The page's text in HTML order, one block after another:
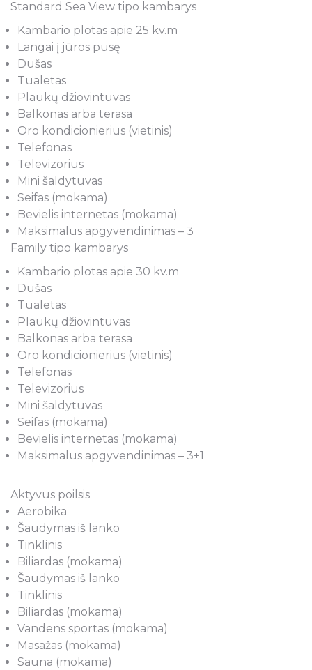
Standard Sea View tipo kambarys
Kambario plotas apie 25 kv.m
Langai į jūros pusę
Dušas
Tualetas
Plaukų džiovintuvas
Balkonas arba terasa
Oro kondicionierius (vietinis)
Telefonas
Televizorius
Mini šaldytuvas
Seifas (mokama)
Bevielis internetas (mokama)
Maksimalus apgyvendinimas – 3
Family tipo kambarys
Kambario plotas apie 30 kv.m
Dušas
Tualetas
Plaukų džiovintuvas
Balkonas arba terasa
Oro kondicionierius (vietinis)
Telefonas
Televizorius
Mini šaldytuvas
Seifas (mokama)
Bevielis internetas (mokama)
Maksimalus apgyvendinimas – 3+1
Aktyvus poilsis
Aerobika
Šaudymas iš lanko
Tinklinis
Biliardas (mokama)
Šaudymas iš lanko
Tinklinis
Biliardas (mokama)
Vandens sportas (mokama)
Masažas (mokama)
Sauna (mokama)